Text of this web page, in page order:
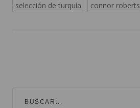
selección de turquía
connor roberts